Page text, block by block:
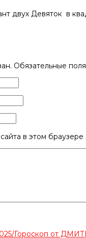
двух Девяток в
Обязательные
в этом
Гороскоп от